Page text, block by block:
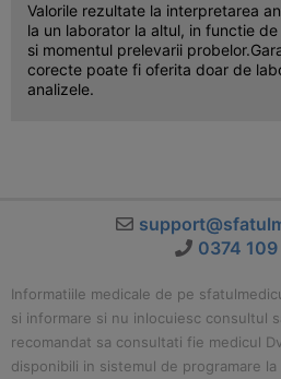
Valorile rezultate la interpretarea
la un laborator la altul, in functie
si momentul prelevarii
corecte poate fi oferita doar de
analizele.
0374
Informatiile medicale de pe
si informare si nu inlocuiesc consultul
recomandat sa consultati fie medicul
disponibili in sistemul de programare la